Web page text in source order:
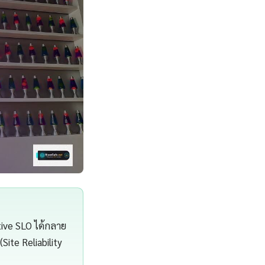
SLO ได้กลาย
Reliability